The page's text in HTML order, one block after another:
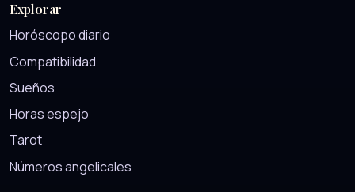
Explorar
Horóscopo diario
Compatibilidad
Sueños
Horas espejo
Tarot
Números angelicales